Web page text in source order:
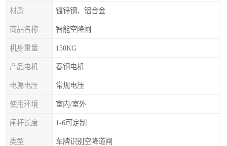
材质 镀锌钢、铝合金
商品名称 智能空降闸
机身重量 150KG
产品电机 春铜电机
电源电压 常规电压
使用环境 室内/室外
闸杆长度 1-6可定制
类型 车牌识别空降道闸